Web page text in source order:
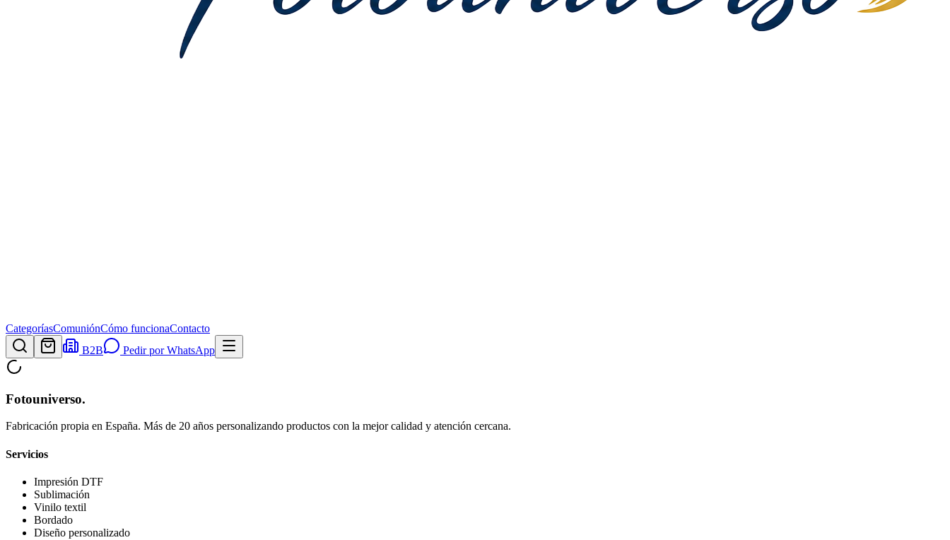
CategoríasComuniónCómo funcionaContacto
B2B
Pedir por WhatsApp
Fotouniverso.
Fabricación propia en España. Más de 20 años personalizando productos con la mejor calidad y atención cercana.
Servicios
Impresión DTF
Sublimación
Vinilo textil
Bordado
Diseño personalizado